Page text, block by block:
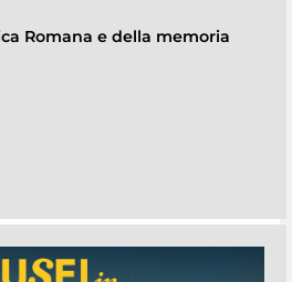
Romana e della memoria